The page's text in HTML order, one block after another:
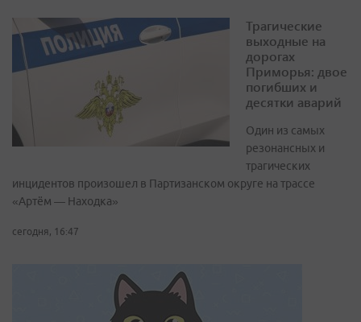
Трагические
выходные на
дорогах
Приморья: двое
погибших и
десятки аварий
Один из самых
резонансных и
трагических
инцидентов произошел в Партизанском округе на трассе
«Артём — Находка»
сегодня, 16:47